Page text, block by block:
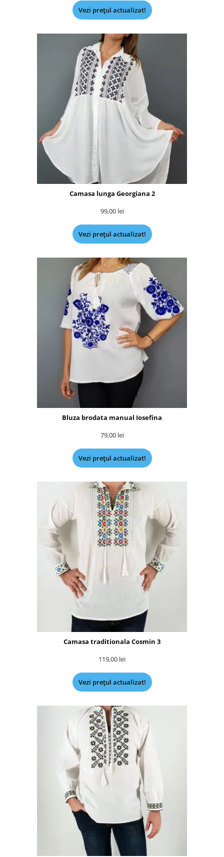
Vezi prețul actualizat!
Camasa lunga Georgiana 2
99,00 lei
Vezi prețul actualizat!
Bluza brodata manual Iosefina
79,00 lei
Vezi prețul actualizat!
Camasa traditionala Cosmin 3
119,00 lei
Vezi prețul actualizat!